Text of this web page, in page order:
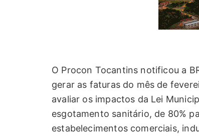
O Procon Tocantins notificou a
gerar as faturas do mês de
avaliar os impactos da Lei
esgotamento sanitário, de 80%
estabelecimentos comerciais,